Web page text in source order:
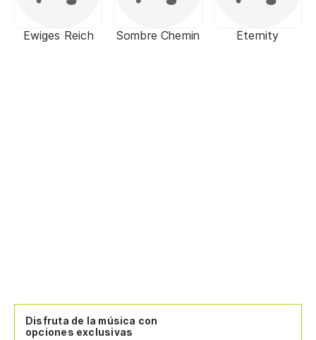
Ewiges Reich Sombre Chemin Eternity
Disfruta de la música con
opciones exclusivas